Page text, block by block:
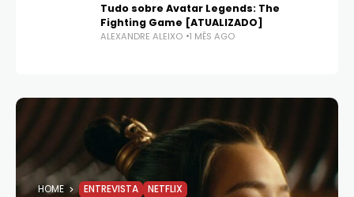
Tudo sobre Avatar Legends: The
Fighting Game [ATUALIZADO]
ALEXANDRE ALEIXO 1 MÊS AGO
HOME ENTREVISTA NETFLIX